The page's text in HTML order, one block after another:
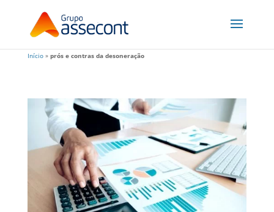
Início» prós e contras da desoneração